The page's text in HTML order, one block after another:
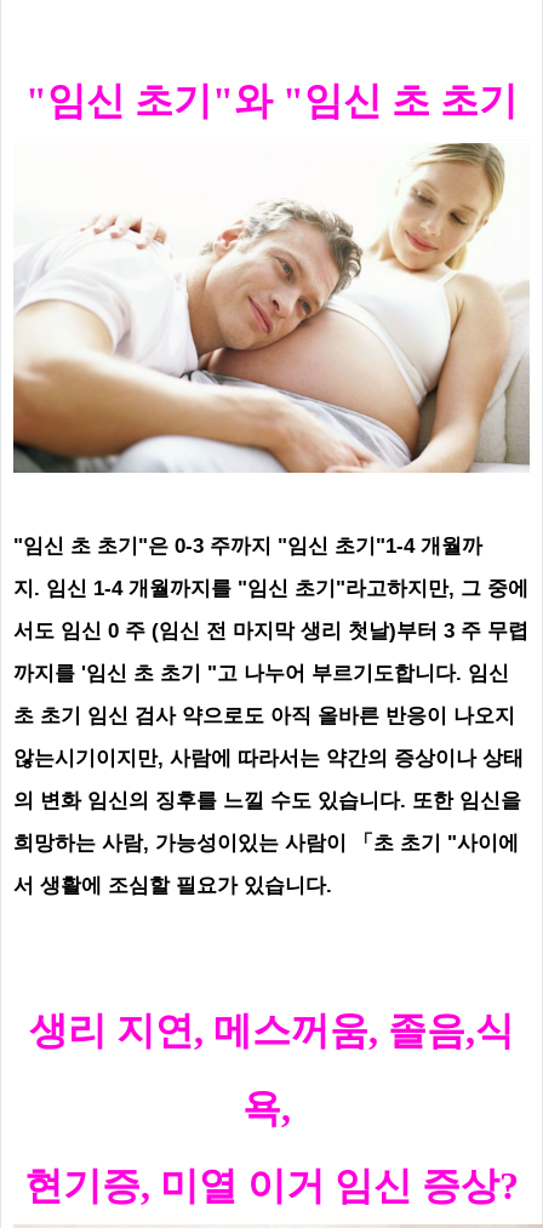
"임신 초기"와 "임신 초 초기
"임신 초 초기"은 0-3 주까지 "임신 초기"1-4 개월까
지. 임신 1-4 개월까지를 "임신 초기"라고하지만, 그 중에
서도 임신 0 주 (임신 전 마지막 생리 첫날)부터 3 주 무렵
까지를 '임신 초 초기 "고 나누어 부르기도합니다. 임신
초 초기 임신 검사 약으로도 아직 올바른 반응이 나오지
않는시기이지만, 사람에 따라서는 약간의 증상이나 상태
의 변화 임신의 징후를 느낄 수도 있습니다. 또한 임신을
희망하는 사람, 가능성이있는 사람이 「초 초기 "사이에
서 생활에 조심할 필요가 있습니다.
생리 지연, 메스꺼움, 졸음,식
욕,
현기증, 미열 이거 임신 증상?